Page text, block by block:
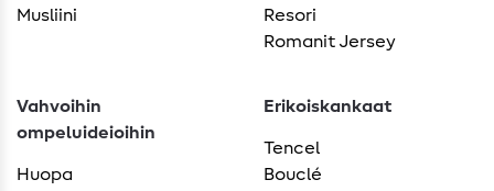
Musliini
Resori
Romanit Jersey
Vahvoihin
ompeluideioihin
Huopa
Erikoiskankaat
Tencel
Bouclé